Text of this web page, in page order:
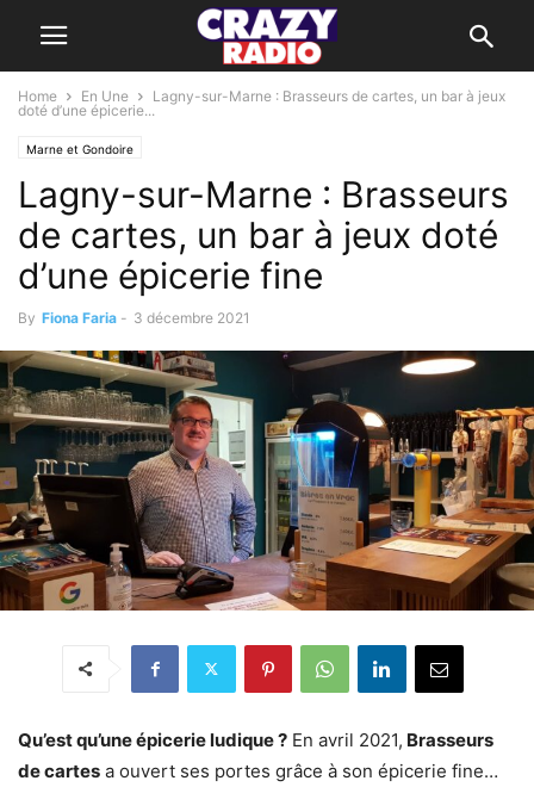
Home En Une
Lagny-sur-Marne : Brasseurs de cartes, un bar à jeux
doté d’une épicerie...
Marne et Gondoire
Lagny-sur-Marne : Brasseurs
de cartes, un bar à jeux doté
d’une épicerie fine
By Fiona Faria - 3 décembre 2021
Qu’est qu’une épicerie ludique ? En avril 2021, Brasseurs
de cartes a ouvert ses portes grâce à son épicerie fine…